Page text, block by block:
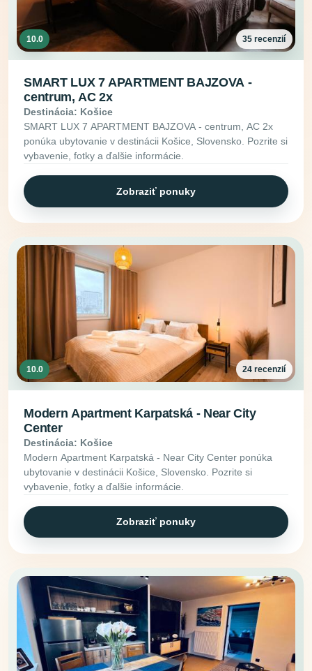
10.0 35 recenzií
SMART LUX 7 APARTMENT BAJZOVA -
centrum, AC 2x
Destinácia: Košice
SMART LUX 7 APARTMENT BAJZOVA - centrum, AC 2x
ponúka ubytovanie v destinácii Košice, Slovensko. Pozrite si
vybavenie, fotky a ďalšie informácie.
Zobraziť ponuky
10.0 24 recenzií
Modern Apartment Karpatská - Near City
Center
Destinácia: Košice
Modern Apartment Karpatská - Near City Center ponúka
ubytovanie v destinácii Košice, Slovensko. Pozrite si
vybavenie, fotky a ďalšie informácie.
Zobraziť ponuky